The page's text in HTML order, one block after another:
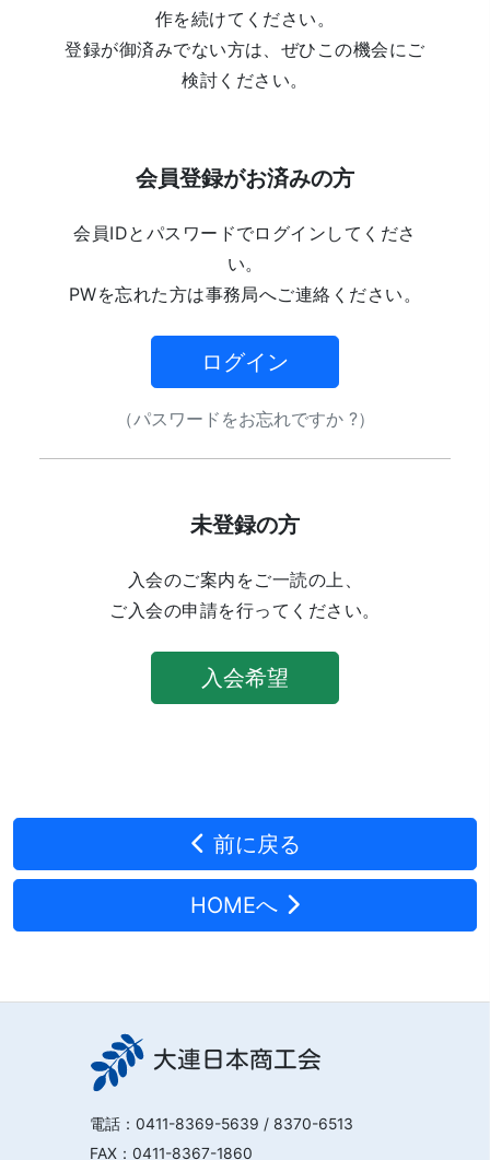
作を続けてください。
登録が御済みでない方は、ぜひこの機会にご
検討ください。
会員登録がお済みの方
会員IDとパスワードでログインしてくださ
い。
PWを忘れた方は事務局へご連絡ください。
ログイン
（パスワードをお忘れですか ?）
未登録の方
入会のご案内をご一読の上、
ご入会の申請を行ってください。
入会希望
前に戻る
HOMEへ
大連日本商工会
電話： 0411-8369-5639 / 8370-6513
FAX：0411-8367-1860